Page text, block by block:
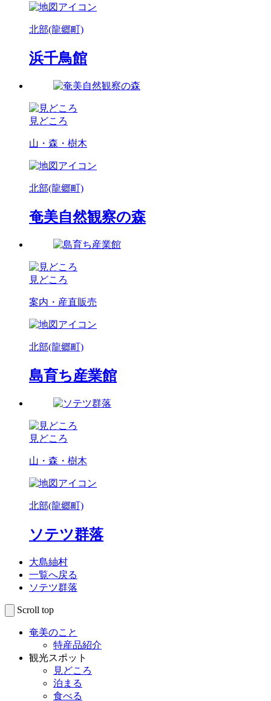
北部(龍郷町)
浜千鳥館
見どころ
山・森・樹木
北部(龍郷町)
奄美自然観察の森
見どころ
案内・産直販売
北部(龍郷町)
島育ち産業館
見どころ
山・森・樹木
北部(龍郷町)
ソテツ群落
大島紬村
一覧へ戻る
ソテツ群落
Scroll top
奄美のこと
特産品紹介
観光スポット
見どころ
泊まる
食べる